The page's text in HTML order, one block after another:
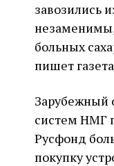
завозились
незаменимы,
больных
пишет
Зарубежный
систем НМГ
Русфонд
покупку